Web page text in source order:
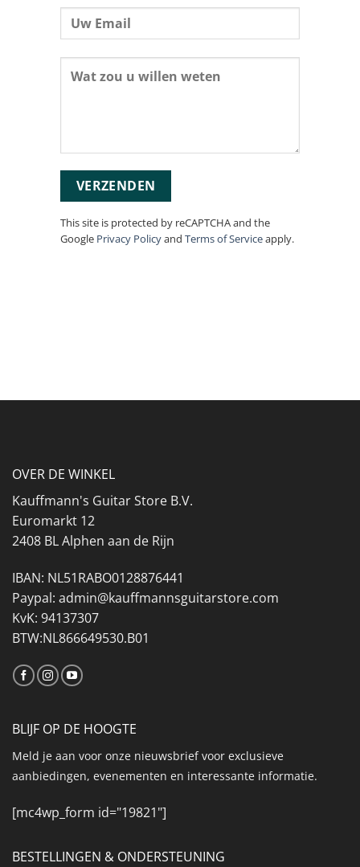
This site is protected by reCAPTCHA and the
Google Privacy Policyand Terms of Serviceapply.
OVER DE WINKEL
Kauffmann's Guitar Store B.V.
Euromarkt 12
2408 BL Alphen aan de Rijn
IBAN: NL51RABO0128876441
Paypal: admin@kauffmannsguitarstore.com
KvK: 94137307
BTW:NL866649530.B01
BESTELLINGEN & ONDERSTEUNING
BLIJF OP DE HOOGTE
Meld je aan voor onze nieuwsbrief voor exclusieve
aanbiedingen, evenementen en interessante informatie.
[mc4wp_form id="19821"]